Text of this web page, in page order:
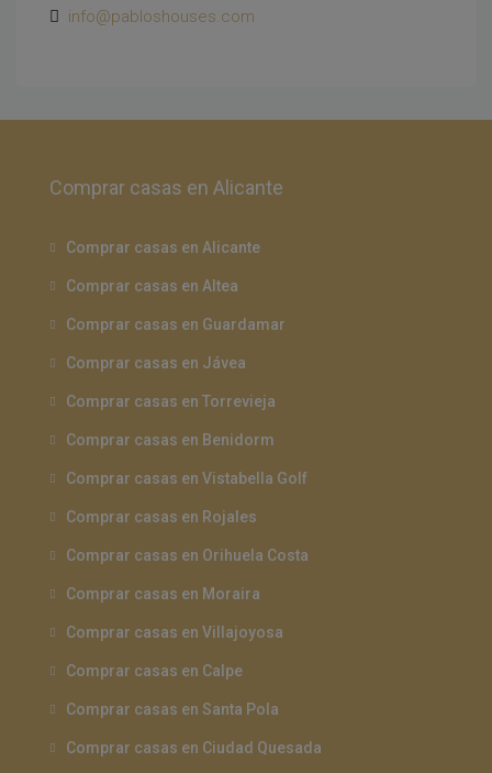
info@pabloshouses.com
Comprar casas en Alicante
Comprar casas en Alicante
Comprar casas en Altea
Comprar casas en Guardamar
Comprar casas en Jávea
Comprar casas en Torrevieja
Comprar casas en Benidorm
Comprar casas en Vistabella Golf
Comprar casas en Rojales
Comprar casas en Orihuela Costa
Comprar casas en Moraira
Comprar casas en Villajoyosa
Comprar casas en Calpe
Comprar casas en Santa Pola
Comprar casas en Ciudad Quesada